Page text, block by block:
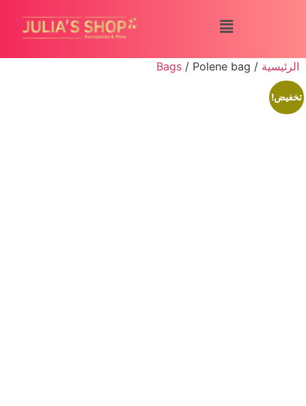
الرئيسية /
Bags / Polene bag
تخفيض!